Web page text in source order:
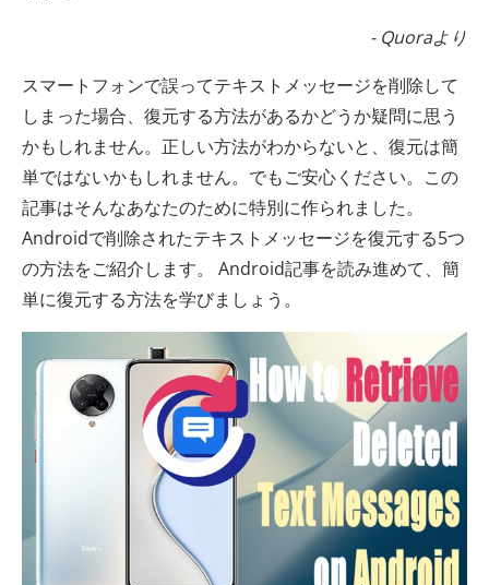
- Quoraより
スマートフォンで誤ってテキストメッセージを削除して
しまった場合、復元する方法があるかどうか疑問に思う
かもしれません。正しい方法がわからないと、復元は簡
単ではないかもしれません。でもご安心ください。この
記事はそんなあなたのために特別に作られました。
Androidで削除されたテキストメッセージを復元する5つ
の方法をご紹介します。 Android記事を読み進めて、簡
単に復元する方法を学びましょう。